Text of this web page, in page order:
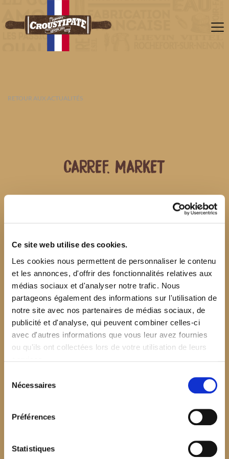
Ce site web utilise des cookies.
Les cookies nous permettent de personnaliser le contenu
et les annonces, d'offrir des fonctionnalités relatives aux
médias sociaux et d'analyser notre trafic. Nous
partageons également des informations sur l'utilisation de
notre site avec nos partenaires de médias sociaux, de
publicité et d'analyse, qui peuvent combiner celles-ci
avec d'autres informations que vous leur avez fournies
ou qu'ils ont collectées lors de votre utilisation de leurs
Nécessaires
Préférences
Statistiques
RETOUR AUX ACTUALITÉS
CARREF. MARKET